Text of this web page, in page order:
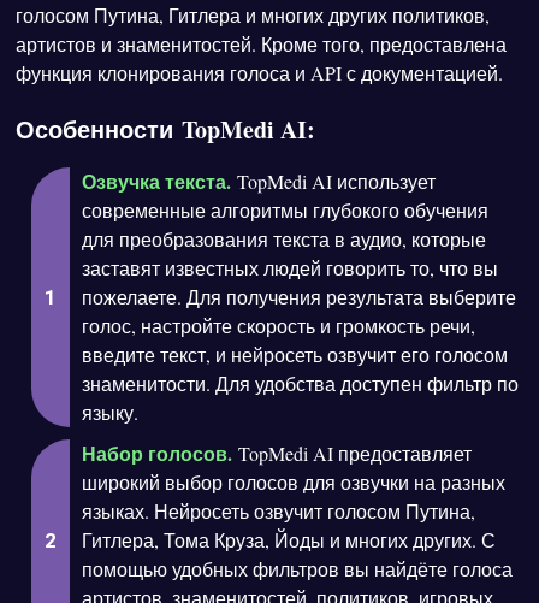
голосом Путина, Гитлера и многих других политиков,
артистов и знаменитостей. Кроме того, предоставлена
функция клонирования голоса и API с документацией.
Особенности TopMedi AI:
Озвучка текста. TopMedi AI использует
современные алгоритмы глубокого обучения
для преобразования текста в аудио, которые
заставят известных людей говорить то, что вы
пожелаете. Для получения результата выберите
голос, настройте скорость и громкость речи,
введите текст, и нейросеть озвучит его голосом
знаменитости. Для удобства доступен фильтр по
языку.
Набор голосов. TopMedi AI предоставляет
широкий выбор голосов для озвучки на разных
языках. Нейросеть озвучит голосом Путина,
Гитлера, Тома Круза, Йоды и многих других. С
помощью удобных фильтров вы найдёте голоса
артистов, знаменитостей, политиков, игровых